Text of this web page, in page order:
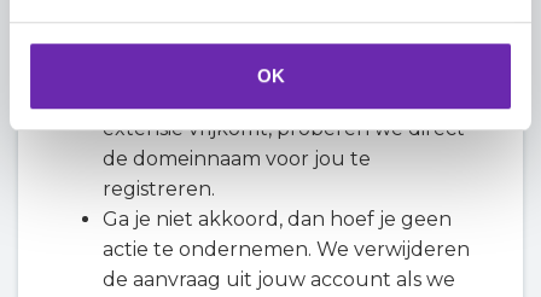
OK
Ga je akkoord, dan geef je ons een
machtiging voor het afschrijven van de
extensie vrijkomt, proberen we direct
de domeinnaam voor jou te
registreren.
Ga je niet akkoord, dan hoef je geen
actie te ondernemen. We verwijderen
de aanvraag uit jouw account als we